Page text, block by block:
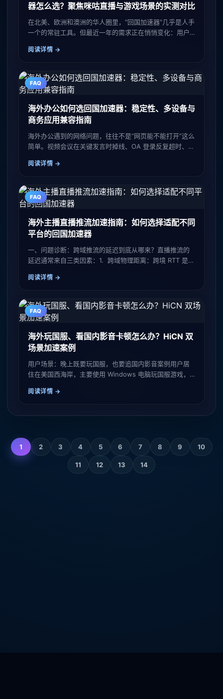
器怎么选？聚焦咪咕直播与游戏场景的实测对比
在北美、欧洲和澳洲的华人圈里，"回国加速器"几乎是人手
一个的常驻工具。但最近一年的需求正在悄悄变化：用户
一边看咪咕直
阅读详情
FAQ
海外办公如何选回国加速器：稳定性、多设备与
商务应用兼容指南
海外办公遇到的网络问题，往往不是“网页能不能打开”这么
简单。视频会议在关键发言时掉线、OA 登录反复超时、财
选择回国加速器
阅读详情
FAQ
海外主播直播推流加速指南：如何选择适配不同
平台的回国加速器
一、问题诊断：跨域推流的延迟到底从哪来？直播推流的
延迟通常来自三类因素：1. 跨域物理距离：跨境 RTT 是无
在
阅读详情
FAQ
海外玩国服、看国内影音卡顿怎么办？HiCN 双
场景加速案例
用户场景：晚上既要玩国服，也要追国内影音案例用户居
住在美国西海岸，主要使用 Windows 电脑玩国服游戏，
高峰时段，跨境
阅读详情
1 2 3 4 5 6 7 8 9 10
11 12 13 14